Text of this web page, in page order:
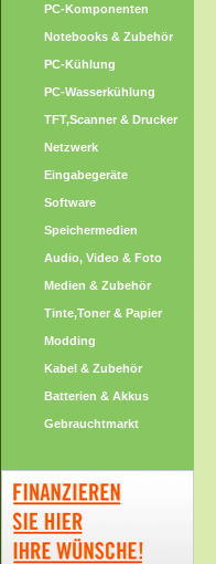
PC-Komponenten
Notebooks & Zubehör
PC-Kühlung
PC-Wasserkühlung
TFT,Scanner & Drucker
Netzwerk
Eingabegeräte
Software
Speichermedien
Audio, Video & Foto
Medien & Zubehör
Tinte,Toner & Papier
Modding
Kabel & Zubehör
Batterien & Akkus
Gebrauchtmarkt